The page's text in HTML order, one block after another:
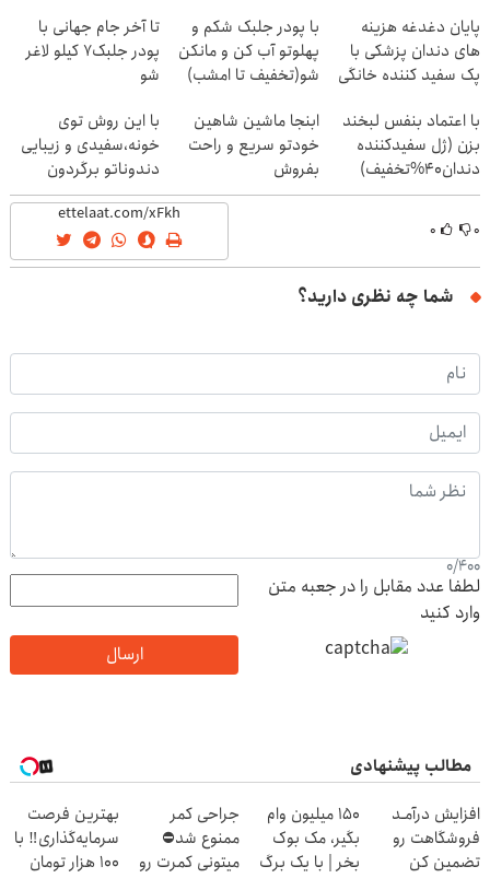
پایان دغدغه هزینه
های دندان پزشکی با
پک سفید کننده خانگی
با پودر جلبک شکم و
پهلوتو آب کن و مانکن
شو(تخفیف تا امشب)
تا آخر جام جهانی با
پودر جلبک7 کیلو لاغر
شو
با اعتماد بنفس لبخند
بزن (ژل سفیدکننده
دندان40%تخفیف)
ابنجا ماشین شاهین
خودتو سریع و راحت
بفروش
با این روش توی
خونه،سفیدی و زیبایی
دندوناتو برگردون
(40%off)
۰ ۰
شما چه نظری دارید؟
0/400
لطفا عدد مقابل را در جعبه متن
وارد کنید
ارسال
مطالب پیشنهادی
افزایش درآمـد
فروشگاهت رو
تضمین کن
150 میلیون وام
بگیر، مک بوک
بخر | با یک برگ
جراحی کمر
ممنوع شد⛔
میتونی کمرت رو
بهترین فرصت
سرمایه‌گذاری‼️ با
100 هزار تومان